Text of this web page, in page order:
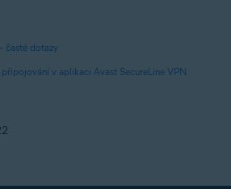
časté dotazy
v aplikaci Avast SecureLine VPN